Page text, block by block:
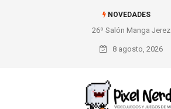
NOVEDADES
26º Salón Manga Jerez
8 agosto, 2026